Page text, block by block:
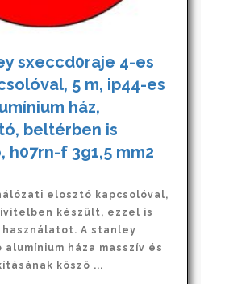
sxeccd0raje 4-es
5 m, ip44-es
ház,
beltérben is
h07rn-f 3g1,5 mm2
elosztó kapcsolóval,
készült, ezzel is
használatot. A stanley
háza masszív és
köszö ...